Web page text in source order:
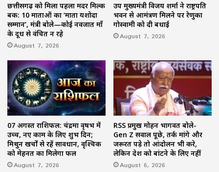
छत्तीसगढ़ को मिला पहला मदर मिल्क
बैंक: 10 माताओं का ‘माता यशोदा
सम्मान’, मंत्री बोले—कोई नवजात माँ
के दूध से वंचित न रहे
August 7, 2026
उप मुख्यमंत्री विजय शर्मा ने राष्ट्रपति
भवन से आमंत्रण मिलने पर रेणुका
गोस्वामी को दी बधाई
August 7, 2026
07 अगस्त राशिफल: चंद्रमा वृषभ में
उच्च, नए काम के लिए शुभ दिन;
मिथुन खर्चों से रहें सावधान, वृश्चिक
को मेहनत का मिलेगा फल
August 7, 2026
RSS प्रमुख मोहन भागवत बोले-
Gen Z सवाल पूछे, तर्क मांगे और
जरूरत पड़े तो आंदोलन भी करे,
लेकिन देश को बांटने के लिए नहीं
August 6, 2026